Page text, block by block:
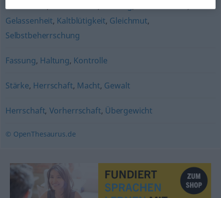
Seelenruhe
Gelassenheit, Kaltblütigkeit, Gleichmut,
Selbstbeherrschung
Fassung, Haltung, Kontrolle
Stärke, Herrschaft, Macht, Gewalt
Herrschaft, Vorherrschaft, Übergewicht
© OpenThesaurus.de